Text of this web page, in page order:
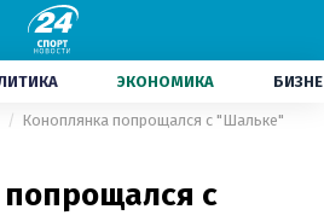
ЭКОНОМИКА
Коноплянка попрощался с "Шальке"
с